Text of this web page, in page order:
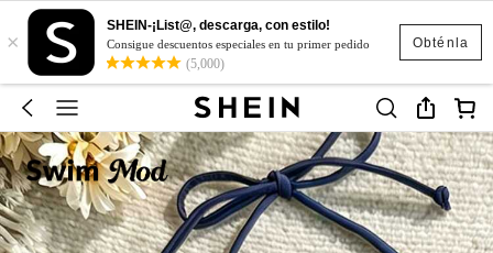
Obténla
×
SHEIN-¡List@, descarga, con estilo!
Consigue descuentos especiales en tu primer pedido
(5,000)